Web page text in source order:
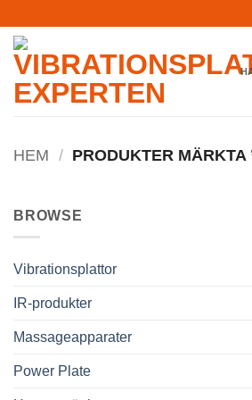
content
HEM / PRODUKTER
BROWSE
Vibrationsplattor
IR-produkter
Massageapparater
Power Plate